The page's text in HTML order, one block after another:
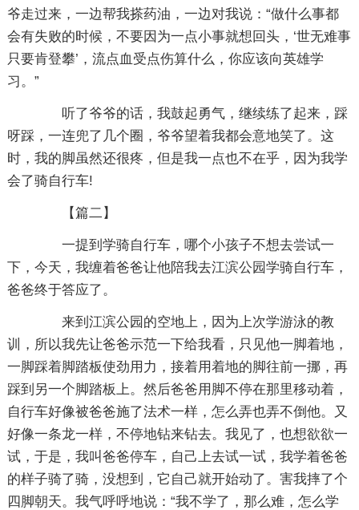
爷走过来，一边帮我搽药油，一边对我说：“做什么事都
会有失败的时候，不要因为一点小事就想回头，‘世无难事
只要肯登攀’，流点血受点伤算什么，你应该向英雄学
习。”
听了爷爷的话，我鼓起勇气，继续练了起来，踩
呀踩，一连兜了几个圈，爷爷望着我都会意地笑了。这
时，我的脚虽然还很疼，但是我一点也不在乎，因为我学
会了骑自行车!
【篇二】
一提到学骑自行车，哪个小孩子不想去尝试一
下，今天，我缠着爸爸让他陪我去江滨公园学骑自行车，
爸爸终于答应了。
来到江滨公园的空地上，因为上次学游泳的教
训，所以我先让爸爸示范一下给我看，只见他一脚着地，
一脚踩着脚踏板使劲用力，接着用着地的脚往前一挪，再
踩到另一个脚踏板上。然后爸爸用脚不停在那里移动着，
自行车好像被爸爸施了法术一样，怎么弄也弄不倒他。又
好像一条龙一样，不停地钻来钻去。我见了，也想欲欲一
试，于是，我叫爸爸停车，自己上去试一试，我学着爸爸
的样子骑了骑，没想到，它自己就开始动了。害我摔了个
四脚朝天。我气呼呼地说：“我不学了，那么难，怎么学